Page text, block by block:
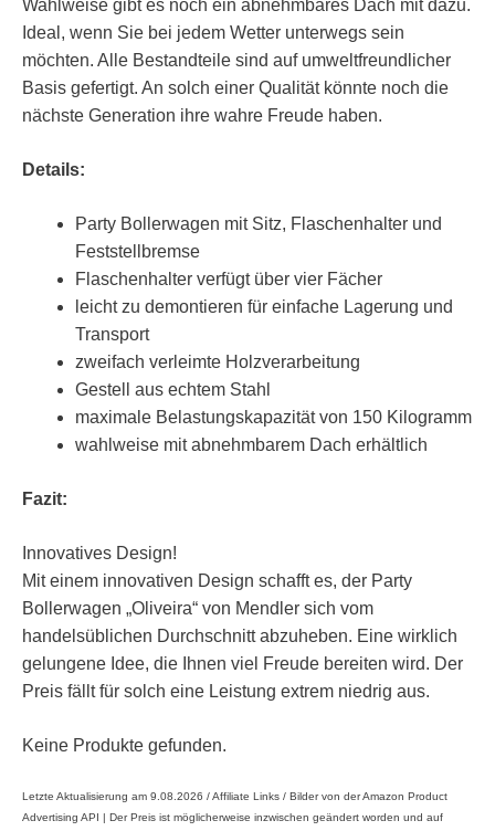
Wahlweise gibt es noch ein abnehmbares Dach mit dazu.
Ideal, wenn Sie bei jedem Wetter unterwegs sein
möchten. Alle Bestandteile sind auf umweltfreundlicher
Basis gefertigt. An solch einer Qualität könnte noch die
nächste Generation ihre wahre Freude haben.
Details:
Party Bollerwagen mit Sitz, Flaschenhalter und
Feststellbremse
Flaschenhalter verfügt über vier Fächer
leicht zu demontieren für einfache Lagerung und
Transport
zweifach verleimte Holzverarbeitung
Gestell aus echtem Stahl
maximale Belastungskapazität von 150 Kilogramm
wahlweise mit abnehmbarem Dach erhältlich
Fazit:
Innovatives Design!
Mit einem innovativen Design schafft es, der Party
Bollerwagen „Oliveira“ von Mendler sich vom
handelsüblichen Durchschnitt abzuheben. Eine wirklich
gelungene Idee, die Ihnen viel Freude bereiten wird. Der
Preis fällt für solch eine Leistung extrem niedrig aus.
Keine Produkte gefunden.
Letzte Aktualisierung am 9.08.2026 / Affiliate Links / Bilder von der Amazon Product
Advertising API | Der Preis ist möglicherweise inzwischen geändert worden und auf